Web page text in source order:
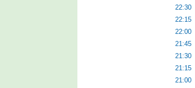
22:30
22:15
22:00
21:45
21:30
21:15
21:00